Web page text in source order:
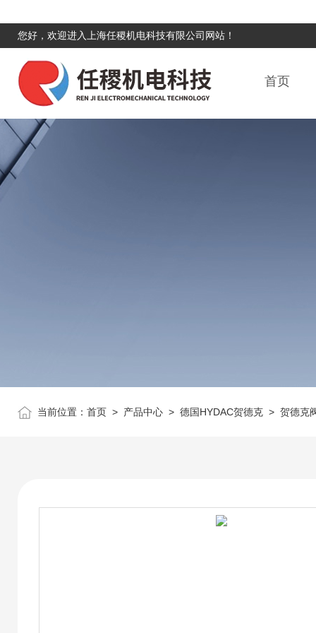
您好，欢迎进入上海任稷机电科技有限公司网站！
首页
当前位置： 首页 > 产品中心 > 德国HYDAC贺德克 > 贺德克